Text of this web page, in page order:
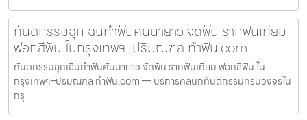
ทันตกรรมฉุกเฉินทำฟันคันนายาว จัดฟัน รากฟันเทียม
ฟอกสีฟัน ในกรุงเทพฯ–ปริมณฑล ทำฟัน.com
ทันตกรรมฉุกเฉินทำฟันคันนายาว จัดฟัน รากฟันเทียม ฟอกสีฟัน ใน
กรุงเทพฯ–ปริมณฑล ทำฟัน.com — บริการคลินิกทันตกรรมครบวงจรใน
กรุ